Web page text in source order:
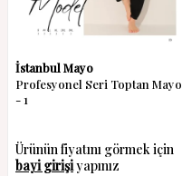
İstanbul Mayo
Profesyonel Seri Toptan Mayo
- 1
Ürünün fiyatını görmek için
bayi girişiyapınız